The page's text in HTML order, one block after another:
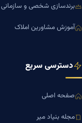
برندسازی شخصی و سازمانی
آموزش مشاورین املاک
دسترسی سریع
صفحه اصلی
مجله بنیاد میر